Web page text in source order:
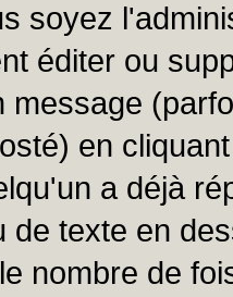
soyez
éditer ou
message
en
a déjà
de texte en
nombre de